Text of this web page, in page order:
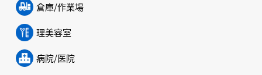
倉庫/作業場
理美容室
病院/医院